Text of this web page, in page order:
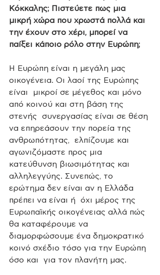
Κόκκαλης; Πιστεύετε πως μια
μικρή χώρα που χρωστά πολλά και
την έχουν στο χέρι, μπορεί να
παίξει κάποιο ρόλο στην Ευρώπη;
Η Ευρώπη είναι η μεγάλη μας
οικογένεια. Οι λαοί της Ευρώπης
είναι  μικροί σε μέγεθος και μόνο
από κοινού και στη βάση της
στενής  συνεργασίας είναι σε θέση
να επηρεάσουν την πορεία της
ανθρωπότητας,  ελπίζουμε και
αγωνιζόμαστε προς μια
κατεύθυνση βιωσιμότητας και
αλληλεγγύης. Συνεπώς, το
ερώτημα δεν είναι αν η Ελλάδα
πρέπει να είναι ή  όχι μέρος της
Ευρωπαϊκής οικογένειας αλλά πώς
θα καταφέρουμε να
διαμορφώσουμε ένα δημοκρατικό
κοινό σχέδιο τόσο για την Ευρώπη
όσο και  για τον πλανήτη μας.